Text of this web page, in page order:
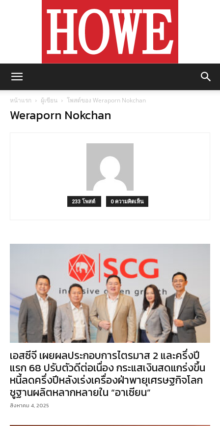
หน้าแรก ผู้เขียน โพสต์ของ Weraporn Nokchan
Weraporn Nokchan
233 โพสต์ 0 ความคิดเห็น
เอสซีจี เผยผลประกอบการไตรมาส 2 และครึ่งปี
แรก 68 ปรับตัวดีต่อเนื่อง กระแสเงินสดแกร่งขึ้น
หนี้ลดครึ่งปีหลังเร่งเครื่องฝ่าพายุเศรษฐกิจโลก
ชูฐานผลิตหลากหลายใน “อาเซียน”
สิงหาคม 4, 2025